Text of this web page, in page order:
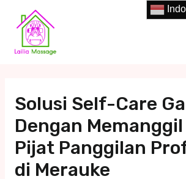
content
Solusi Self-Care
Dengan
Pijat Panggilan
di Merauke